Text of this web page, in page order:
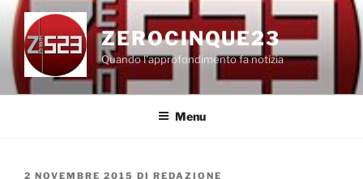
Salta
contenuto
ZEROCINQUE23
Quando l'approfondimento fa notizia
Menu
PUBBLICATO
2 NOVEMBRE 2015 DI REDAZIONE